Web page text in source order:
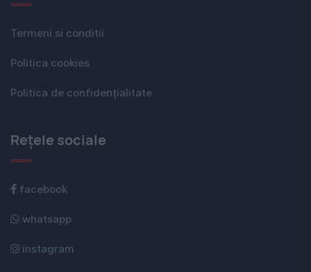
Termeni si conditii
Politica cookies
Politica de confidențialitate
Rețele sociale
facebook
whatsapp
instagram